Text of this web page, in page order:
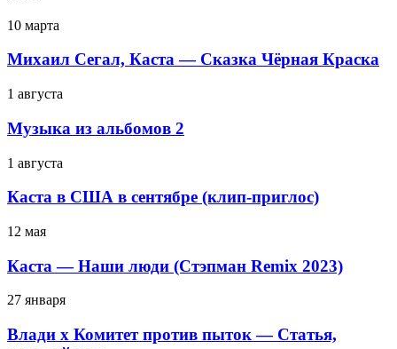
10 марта
Михаил Сегал, Каста — Сказка Чёрная Краска
1 августа
Музыка из альбомов 2
1 августа
Каста в США в сентябре (клип-приглос)
12 мая
Каста — Наши люди (Стэпман Remix 2023)
27 января
Влади х Комитет против пыток — Статья,